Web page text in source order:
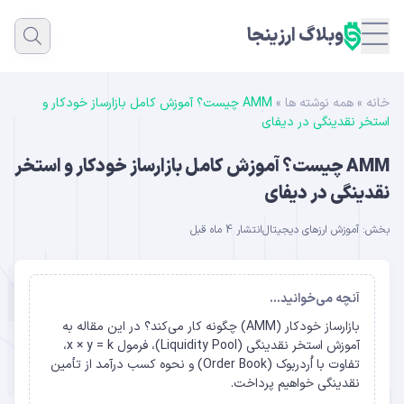
وبلاگ ارزینجا
خانه » همه نوشته ها »
AMM چیست؟ آموزش کامل بازارساز خودکار و
استخر نقدینگی در دیفای
AMM چیست؟ آموزش کامل بازارساز خودکار و استخر
نقدینگی در دیفای
بخش: آموزش ارزهای دیجیتالانتشار 4 ماه قبل
آنچه می‌خوانید...
بازارساز خودکار (AMM) چگونه کار می‌کند؟ در این مقاله به
آموزش استخر نقدینگی (Liquidity Pool)، فرمول x × y = k،
تفاوت با اُردربوک (Order Book) و نحوه کسب درآمد از تأمین
نقدینگی خواهیم پرداخت.